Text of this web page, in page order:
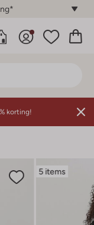
korting!
5 items